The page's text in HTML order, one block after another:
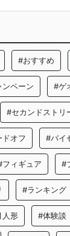
#おすすめ
ンペーン #ゲ
#セカンドストリ
ドオフ #バイ
フィギュア #
#ランキング
人形 #体験談